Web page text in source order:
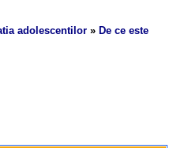
adolescentilor » De ce este